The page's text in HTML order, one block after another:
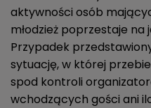
aktywności osób
młodzież poprzestaje na
Przypadek
sytuację, w której
spod kontroli
wchodzących gości ani